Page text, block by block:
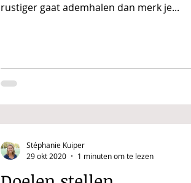
rustiger gaat ademhalen dan merk je...
Stéphanie Kuiper
29 okt 2020
1 minuten om te lezen